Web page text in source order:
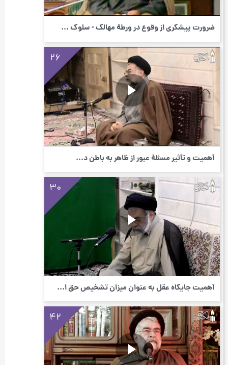
ضرورت پیشگری از وقوع در ورطۀ مهالک - سلوک ...
26
أهمیت و تأثیر مسئلۀ عبور از ظاهر به باطن د...
30
أهمیت جایگاه عقل به عنوان میزان تشخیص حق ا...
42